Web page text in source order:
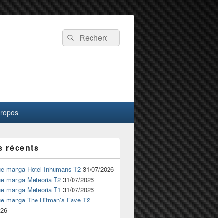
Recherche :
Rechercher
récents
manga Hotel Inhumans T2 31/07/2026
manga Meteoria T2 31/07/2026
manga Meteoria T1 31/07/2026
manga The Hitman’s Fave T2